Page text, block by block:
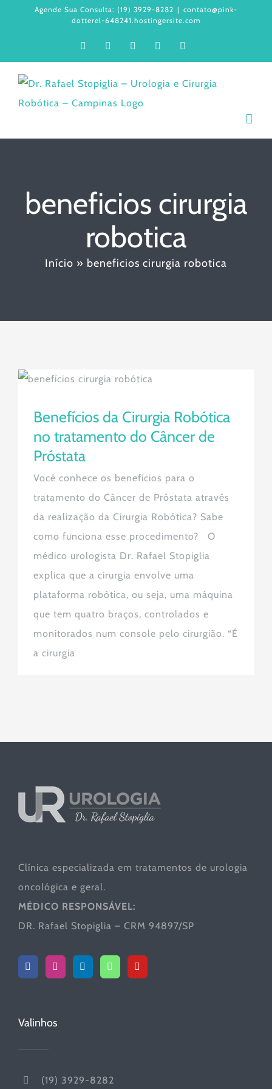
Agende Sua Consulta: (19) 3929-8282 | contato@pink-
dotterel-648241.hostingersite.com
FacebookInstagramLinkedInWhatsApp
beneficios cirurgia
robotica
Início » beneficios cirurgia robotica
Benefícios da Cirurgia Robótica no
Benefícios da Cirurgia Robótica
no tratamento do Câncer de
Próstata
Você conhece os benefícios para o
tratamento do Câncer de Próstata através
da realização da Cirurgia Robótica? Sabe
como funciona esse procedimento? O
médico urologista Dr. Rafael Stopiglia
explica que a cirurgia envolve uma
plataforma robótica, ou seja, uma máquina
que tem quatro braços, controlados e
monitorados num console pelo cirurgião. “É
a cirurgia
Clínica especializada em tratamentos de urologia
oncológica e geral.
MÉDICO RESPONSÁVEL:
DR. Rafael Stopiglia – CRM 94897/SP
Valinhos
(19) 3929-8282